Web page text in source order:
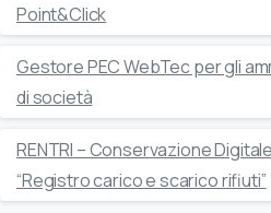
Point&Click
Gestore PEC WebTec per gli
di società
RENTRI – Conservazione
“Registro carico e scarico rifiuti”